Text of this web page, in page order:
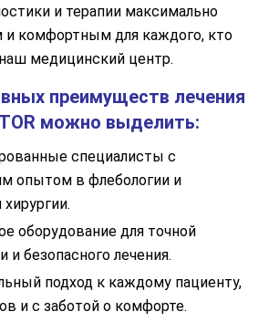
и терапии максимально
комфортным для каждого, кто
медицинский центр.
преимуществ лечения
можно выделить:
специалисты с
опытом в флебологии и
оборудование для точной
и безопасного лечения.
подход к каждому пациенту,
и с заботой о комфорте.